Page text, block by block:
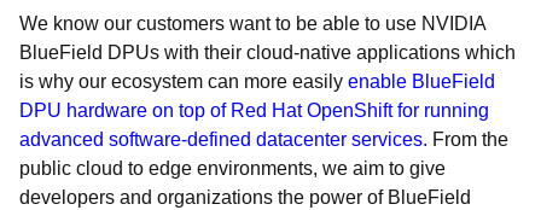
We know our customers want to be able to use NVIDIA
BlueField DPUs with their cloud-native applications which
is why our ecosystem can more easily enable BlueField
DPU hardware on top of Red Hat OpenShift for running
advanced software-defined datacenter services. From the
public cloud to edge environments, we aim to give
developers and organizations the power of BlueField